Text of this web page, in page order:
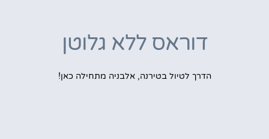
דוראס ללא גלוטן
הדרך לטיול בטירנה, אלבניה מתחילה כאן!